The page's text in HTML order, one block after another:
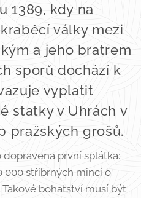
1389, kdy na
války mezi
a jeho bratrem
sporů dochází k
vyplatit
statky v Uhrách v
pražských grošů.
první splátka:
000 stříbrných mincí o
bohatství musí být